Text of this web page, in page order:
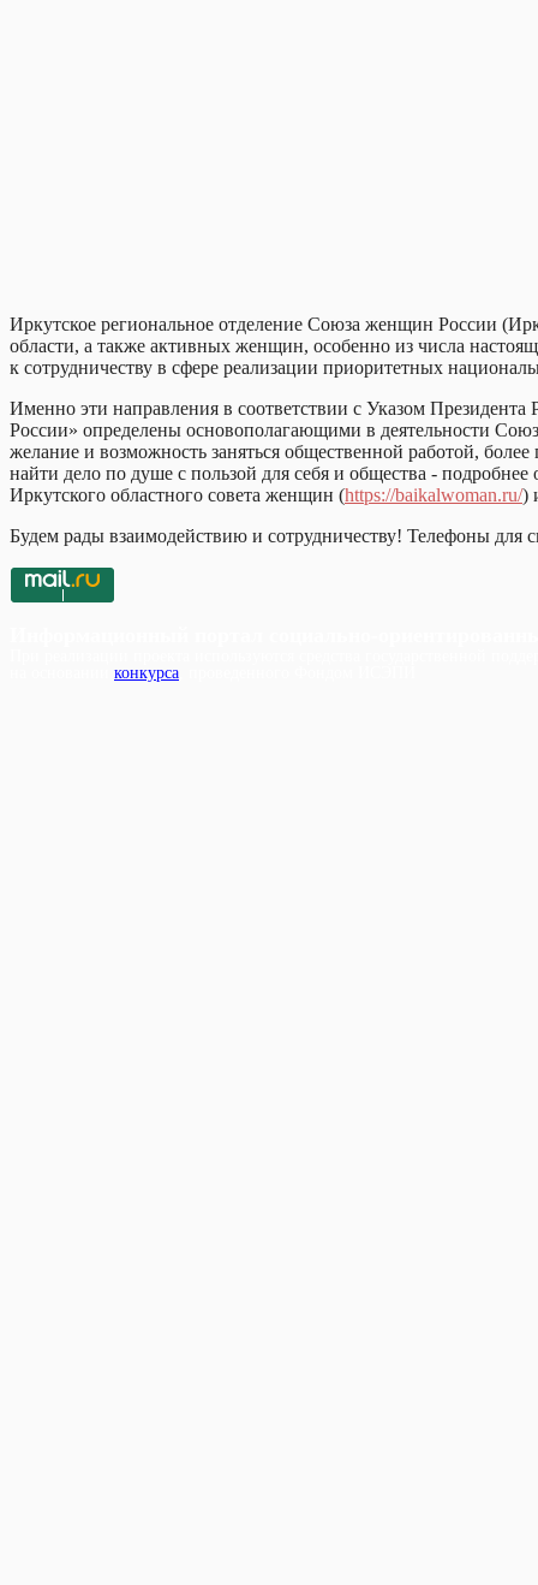
Иркутское региональное отделение Союза женщин России
области, а также активных женщин, особенно из числа
к сотрудничеству в сфере реализации приоритетных
Именно эти направления в соответствии с Указом
России» определены основополагающими в деятельности
желание и возможность заняться общественной работой,
найти дело по душе с пользой для себя и общества -
Иркутского областного совета женщин (https://baikalwoman.ru/)
Будем рады взаимодействию и сотрудничеству! Телефоны для
конкурса